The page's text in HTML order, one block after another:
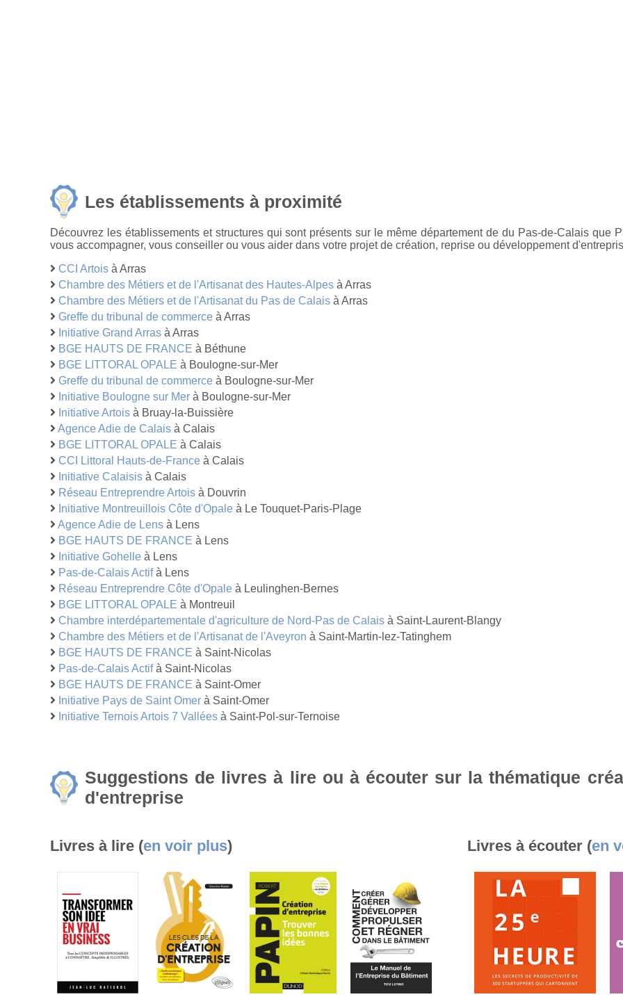
Les établissements à proximité
Découvrez les établissements et structures qui sont présents sur le même département de du Pas-de-Calais que
vous accompagner, vous conseiller ou vous aider dans votre projet de création, reprise ou développement
CCI Artois à Arras
Chambre des Métiers et de l'Artisanat des Hautes-Alpes à Arras
Chambre des Métiers et de l'Artisanat du Pas de Calais à Arras
Greffe du tribunal de commerce à Arras
Initiative Grand Arras à Arras
BGE HAUTS DE FRANCE à Béthune
BGE LITTORAL OPALE à Boulogne-sur-Mer
Greffe du tribunal de commerce à Boulogne-sur-Mer
Initiative Boulogne sur Mer à Boulogne-sur-Mer
Initiative Artois à Bruay-la-Buissière
Agence Adie de Calais à Calais
BGE LITTORAL OPALE à Calais
CCI Littoral Hauts-de-France à Calais
Initiative Calaisis à Calais
Réseau Entreprendre Artois à Douvrin
Initiative Montreuillois Côte d'Opale à Le Touquet-Paris-Plage
Agence Adie de Lens à Lens
BGE HAUTS DE FRANCE à Lens
Initiative Gohelle à Lens
Pas-de-Calais Actifà Lens
Réseau Entreprendre Côte d'Opale à Leulinghen-Bernes
BGE LITTORAL OPALE à Montreuil
Chambre interdépartementale d'agriculture de Nord-Pas de Calais à Saint-Laurent-Blangy
Chambre des Métiers et de l'Artisanat de l'Aveyron à Saint-Martin-lez-Tatinghem
BGE HAUTS DE FRANCE à Saint-Nicolas
Pas-de-Calais Actifà Saint-Nicolas
BGE HAUTS DE FRANCE à Saint-Omer
Initiative Pays de Saint Omer à Saint-Omer
Initiative Ternois Artois 7 Vallées à Saint-Pol-sur-Ternoise
Suggestions de livres à lire ou à écouter sur la thématique
d'entreprise
Livres à lire (en voir plus) Livres à écouter (en